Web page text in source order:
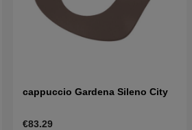
cappuccio Gardena Sileno City
€83.29